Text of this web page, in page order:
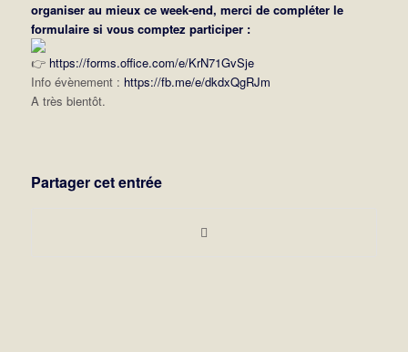
organiser au mieux ce week-end, merci de compléter le
formulaire si vous comptez participer :
https://forms.office.com/e/KrN71GvSje
Info évènement : https://fb.me/e/dkdxQgRJm
A très bientôt.
Partager cet entrée